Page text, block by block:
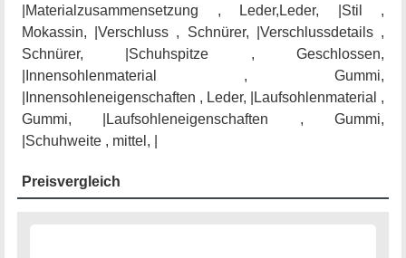
|Materialzusammensetzung , Leder,Leder, |Stil ,
Mokassin, |Verschluss , Schnürer, |Verschlussdetails ,
Schnürer, |Schuhspitze , Geschlossen,
|Innensohlenmaterial , Gummi,
|Innensohleneigenschaften , Leder, |Laufsohlenmaterial ,
Gummi, |Laufsohleneigenschaften , Gummi,
|Schuhweite , mittel, |
Preisvergleich